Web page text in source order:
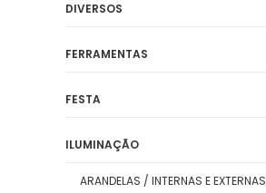
DIVERSOS
FERRAMENTAS
FESTA
ILUMINAÇÃO
ARANDELAS / INTERNAS E EXTERNAS